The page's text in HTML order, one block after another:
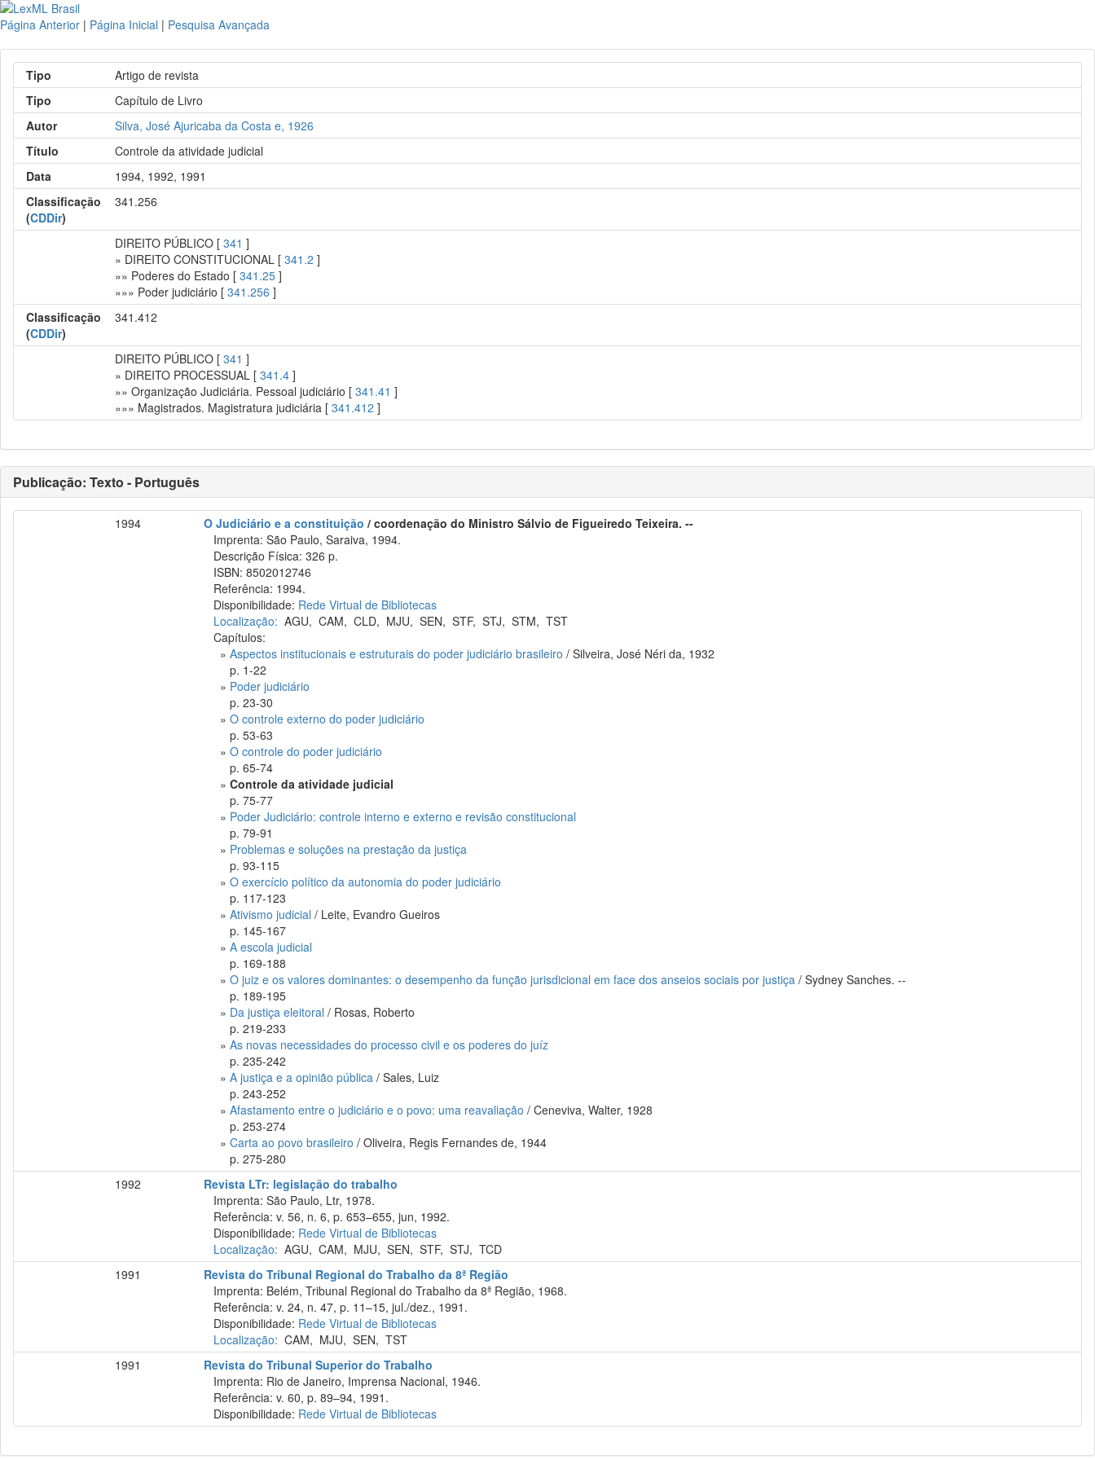
Página Anterior | Página Inicial | Pesquisa Avançada
Tipo
Artigo de revista
Tipo
Capítulo de Livro
Autor
Silva, José Ajuricaba da Costa e, 1926
Título
Controle da atividade judicial
Data
1994, 1992, 1991
Classificação
(CDDir)
341.256
DIREITO PÚBLICO [341 ]
» DIREITO CONSTITUCIONAL [341.2 ]
»» Poderes do Estado [341.25 ]
»»» Poder judiciário [341.256 ]
Classificação
(CDDir)
341.412
DIREITO PÚBLICO [341 ]
» DIREITO PROCESSUAL [341.4 ]
»» Organização Judiciária. Pessoal judiciário [341.41 ]
»»» Magistrados. Magistratura judiciária [341.412 ]
Publicação: Texto - Português
1994 O Judiciário e a constituição / coordenação do Ministro Sálvio de Figueiredo Teixeira. --
Imprenta: São Paulo, Saraiva, 1994.
Descrição Física: 326 p.
ISBN: 8502012746
Referência: 1994.
Disponibilidade: Rede Virtual de Bibliotecas
Localização: AGU,CAM,CLD, MJU,SEN,STF,STJ,STM,TST
Capítulos:
»Aspectos institucionais e estruturais do poder judiciário brasileiro / Silveira, José Néri da, 1932
p. 1-22
» Poder judiciário
p. 23-30
»O controle externo do poder judiciário
p. 53-63
»O controle do poder judiciário
p. 65-74
»Controle da atividade judicial
p. 75-77
» Poder Judiciário: controle interno e externo e revisão constitucional
p. 79-91
» Problemas e soluções na prestação da justiça
p. 93-115
»O exercício político da autonomia do poder judiciário
p. 117-123
»Ativismo judicial / Leite, Evandro Gueiros
p. 145-167
»A escola judicial
p. 169-188
»O juiz e os valores dominantes: o desempenho da função jurisdicional em face dos anseios sociais por justiça / Sydney Sanches. --
p. 189-195
» Da justiça eleitoral / Rosas, Roberto
p. 219-233
»As novas necessidades do processo civil e os poderes do juíz
p. 235-242
»A justiça e a opinião pública / Sales, Luiz
p. 243-252
»Afastamento entre o judiciário e o povo: uma reavaliação / Ceneviva, Walter, 1928
p. 253-274
»Carta ao povo brasileiro / Oliveira, Regis Fernandes de, 1944
p. 275-280
1992
Revista LTr: legislação do trabalho
Imprenta: São Paulo, Ltr, 1978.
Referência: v. 56, n. 6, p. 653–655, jun, 1992.
Disponibilidade: Rede Virtual de Bibliotecas
Localização: AGU,CAM, MJU,SEN,STF,STJ,TCD
1991
Revista do Tribunal Regional do Trabalho da 8ª Região
Imprenta: Belém, Tribunal Regional do Trabalho da 8ª Região, 1968.
Referência: v. 24, n. 47, p. 11–15, jul./dez., 1991.
Disponibilidade: Rede Virtual de Bibliotecas
Localização: CAM, MJU,SEN,TST
1991
Revista do Tribunal Superior do Trabalho
Imprenta: Rio de Janeiro, Imprensa Nacional, 1946.
Referência: v. 60, p. 89–94, 1991.
Disponibilidade: Rede Virtual de Bibliotecas